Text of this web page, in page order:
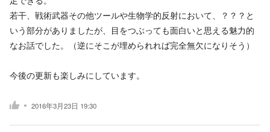
若干、戦術武器その他ツールや生物学的反射において、？？？と
いう部分がありましたが、目をつぶっても面白いと思える魅力的
なお話でした。（逆にそこが埋められれば完全無欠になりそう）
今後の更新も楽しみにしています。
2016年3月23日 19:30